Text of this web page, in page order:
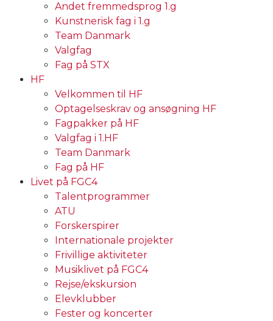
Andet fremmedsprog 1.g
Kunstnerisk fag i 1.g
Team Danmark
Valgfag
Fag på STX
HF
Velkommen til HF
Optagelseskrav og ansøgning HF
Fagpakker på HF
Valgfag i 1.HF
Team Danmark
Fag på HF
Livet på FGC4
Talentprogrammer
ATU
Forskerspirer
Internationale projekter
Frivillige aktiviteter
Musiklivet på FGC4
Rejse/ekskursion
Elevklubber
Fester og koncerter